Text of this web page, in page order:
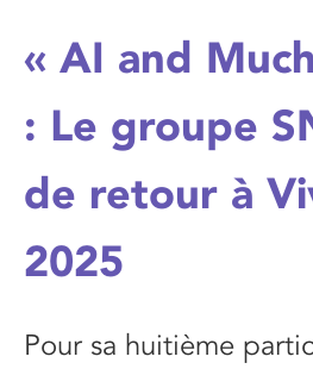
« AI and
: Le groupe
de retour à
2025
Pour sa huitième